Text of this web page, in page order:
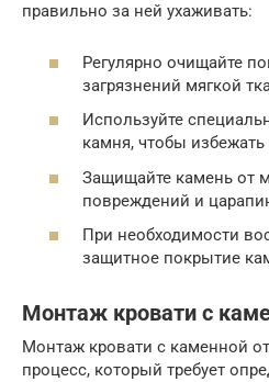
правильно за ней ухаживать:
Регулярно очищайте
загрязнений мягкой
Используйте
камня, чтобы
Защищайте камень от
повреждений и
При необходимости
защитное покрытие
Монтаж кровати с
Монтаж кровати с каменной
процесс, который требует